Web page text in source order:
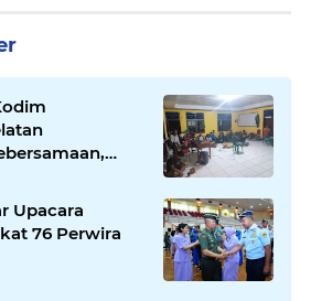
Warga
Dunia 2026
Upacara
76 Perwira